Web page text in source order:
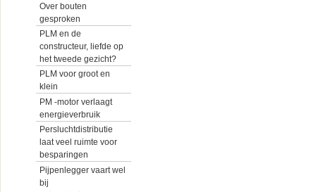
Over bouten
gesproken
PLM en de
constructeur, liefde op
het tweede gezicht?
PLM voor groot en
klein
PM -motor verlaagt
energieverbruik
Persluchtdistributie
laat veel ruimte voor
besparingen
Pijpenlegger vaart wel
bij